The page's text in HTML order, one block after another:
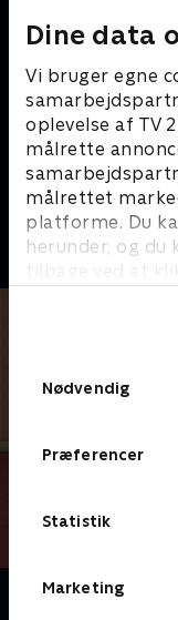
Dine data
Vi bruger egne
oplevelse af TV
målrette
målrettet
platforme. Du
herunder, og
tilbage ved at
Nødvendig
Præferencer
Statistik
Marketing
Mægtige
Børneserier • 1
Om Du og Blå